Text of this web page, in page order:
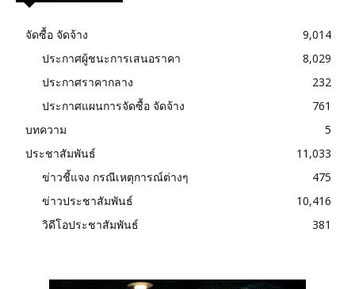
จัดซื้อ จัดจ้าง
9,014
ประกาศผู้ชนะการเสนอราคา
8,029
ประกาศราคากลาง
232
ประกาศแผนการจัดซื้อ จัดจ้าง
761
บทความ
5
ประชาสัมพันธ์
11,033
ข่าวชี้แจง กรณีเหตุการณ์ต่างๆ
475
ข่าวประชาสัมพันธ์
10,416
วิดีโอประชาสัมพันธ์
381